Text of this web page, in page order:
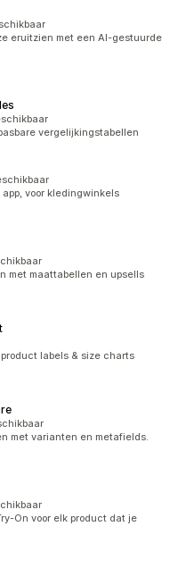
eruitzien met een AI-gestuurde
vergelijkingstabellen
voor kledingwinkels
met maattabellen en upsells
labels & size charts
met varianten en metafields.
On voor elk product dat je